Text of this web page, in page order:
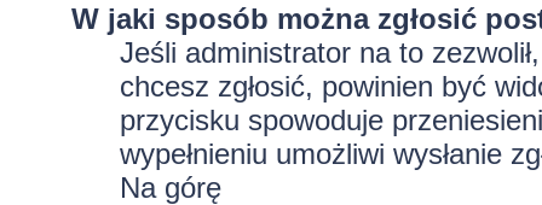
W jaki sposób można zgłosić
Jeśli administrator na to
chcesz zgłosić, powinien być
przycisku spowoduje
wypełnieniu umożliwi wysłanie
Na górę